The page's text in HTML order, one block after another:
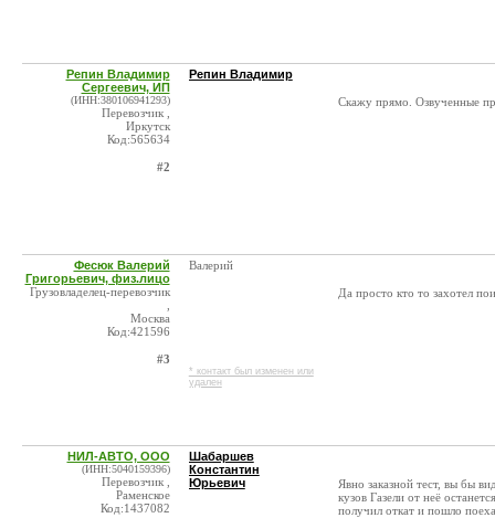
Репин Владимир
Сергеевич, ИП
(ИНН:380106941293)
Перевозчик ,
Иркутск
Код:565634
#2
Репин Владимир
Скажу прямо. Озвученные
Фесюк Валерий
Григорьевич, физ.лицо
Грузовладелец-перевозчик
Москва
Код:421596
#3
Валерий
* контакт был изменен или
удален
Да просто кто то захотел
НИЛ-АВТО, ООО
(ИНН:5040159396)
Перевозчик ,
Раменское
Код:1437082
Шабаршев
Константин
Юрьевич
Явно заказной тест, вы бы
кузов Газели от неё
получил откат и пошло